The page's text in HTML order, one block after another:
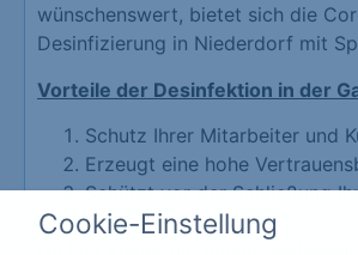
wünschenswert, bietet sich die
Desinfizierung in Niederdorf mit
Vorteile der Desinfektion in der
Schutz Ihrer Mitarbeiter und
Erzeugt eine hohe
Schützt vor der Schließung
Gastronomie
Cookie-Einstellung